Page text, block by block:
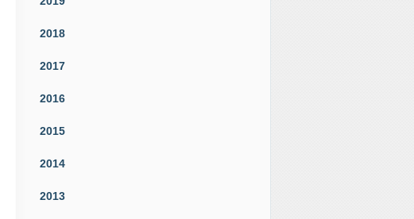
2018
2017
2016
2015
2014
2013